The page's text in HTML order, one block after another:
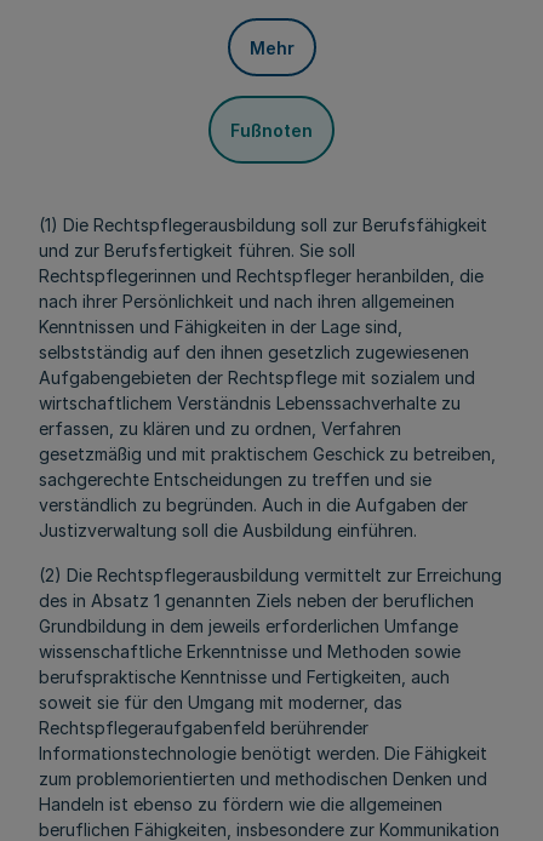
Mehr
Fußnoten
(1) Die Rechtspflegerausbildung soll zur Berufsfähigkeit
und zur Berufsfertigkeit führen. Sie soll
Rechtspflegerinnen und Rechtspfleger heranbilden, die
nach ihrer Persönlichkeit und nach ihren allgemeinen
Kenntnissen und Fähigkeiten in der Lage sind,
selbstständig auf den ihnen gesetzlich zugewiesenen
Aufgabengebieten der Rechtspflege mit sozialem und
wirtschaftlichem Verständnis Lebenssachverhalte zu
erfassen, zu klären und zu ordnen, Verfahren
gesetzmäßig und mit praktischem Geschick zu betreiben,
sachgerechte Entscheidungen zu treffen und sie
verständlich zu begründen. Auch in die Aufgaben der
Justizverwaltung soll die Ausbildung einführen.
(2) Die Rechtspflegerausbildung vermittelt zur Erreichung
des in Absatz 1 genannten Ziels neben der beruflichen
Grundbildung in dem jeweils erforderlichen Umfange
wissenschaftliche Erkenntnisse und Methoden sowie
berufspraktische Kenntnisse und Fertigkeiten, auch
soweit sie für den Umgang mit moderner, das
Rechtspflegeraufgabenfeld berührender
Informationstechnologie benötigt werden. Die Fähigkeit
zum problemorientierten und methodischen Denken und
Handeln ist ebenso zu fördern wie die allgemeinen
beruflichen Fähigkeiten, insbesondere zur Kommunikation